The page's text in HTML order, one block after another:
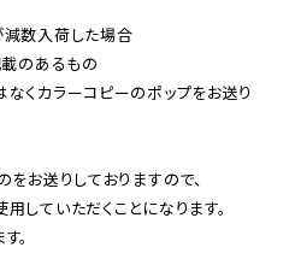
減数入荷した場合
のあるもの
くカラーコピーのポップをお送り
お送りしておりますので、
していただくことになります。
。